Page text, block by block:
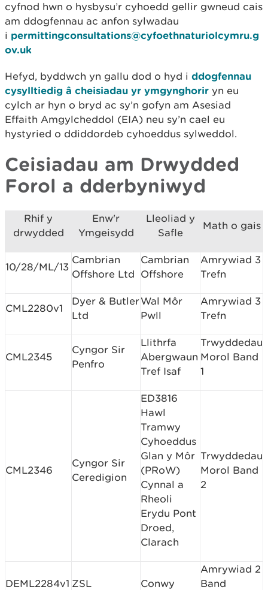
cyfnod hwn o hysbysu’r cyhoedd gellir gwneud cais
am ddogfennau ac anfon sylwadau
i permittingconsultations@cyfoethnaturiolcymru.g
ov.uk
Hefyd, byddwch yn gallu dod o hyd i ddogfennau
cysylltiedig â cheisiadau yr ymgynghorir yn eu
cylch ar hyn o bryd ac sy’n gofyn am Asesiad
Effaith Amgylcheddol (EIA) neu sy’n cael eu
hystyried o ddiddordeb cyhoeddus sylweddol.
Ceisiadau am Drwydded
Forol a dderbyniwyd
Rhif y
drwydded
Enw'r
Ymgeisydd
Lleoliad y
Safle
Math o gais
10/28/ML/13
Cambrian
Offshore Ltd
Cambrian
Offshore
Amrywiad 3
Trefn
CML2280v1
Dyer & Butler
Ltd
Wal Môr
Pwll
Amrywiad 3
Trefn
CML2345
Cyngor Sir
Penfro
Llithrfa
Abergwaun
Tref Isaf
Trwyddedau
Morol Band
1
CML2346
Cyngor Sir
Ceredigion
ED3816
Hawl
Tramwy
Cyhoeddus
Glan y Môr
(PRoW)
Cynnal a
Rheoli
Erydu Pont
Droed,
Clarach
Trwyddedau
Morol Band
2
DEML2284v1 ZSL Conwy
Amrywiad 2
Band